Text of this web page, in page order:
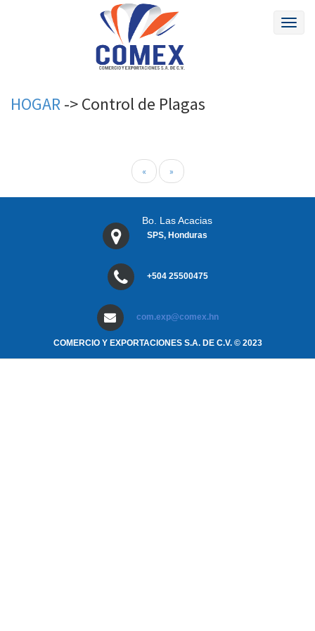
HOGAR->Control de Plagas
« »
Bo. Las Acacias
SPS, Honduras
+504 25500475
com.exp@comex.hn
COMERCIO Y EXPORTACIONES S.A. DE C.V. © 2023